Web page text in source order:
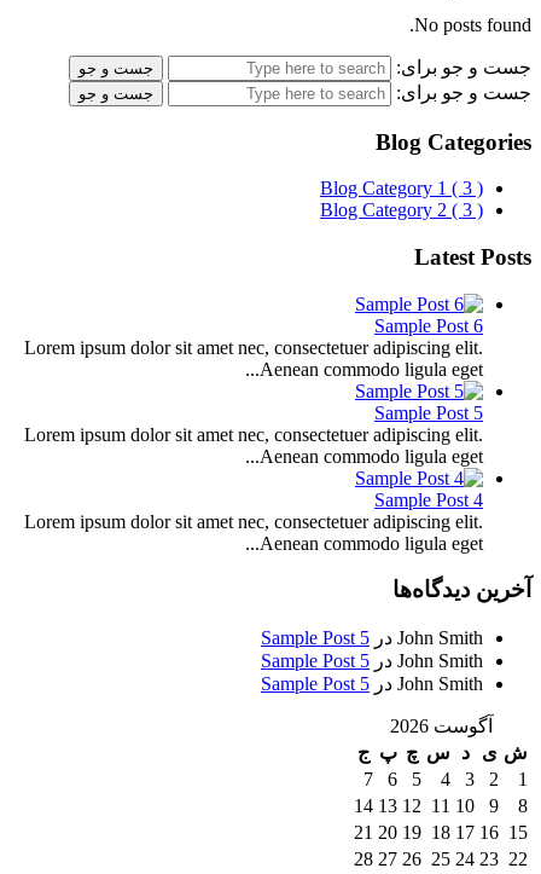
No posts found.
جست و جو برای:
جست و جو برای:
Blog Categories
Blog Category 1 ( 3 )
Blog Category 2 ( 3 )
Latest Posts
Sample Post 6
Lorem ipsum dolor sit amet nec, consectetuer adipiscing elit.
Aenean commodo ligula eget...
Sample Post 5
Lorem ipsum dolor sit amet nec, consectetuer adipiscing elit.
Aenean commodo ligula eget...
Sample Post 4
Lorem ipsum dolor sit amet nec, consectetuer adipiscing elit.
Aenean commodo ligula eget...
آخرین دیدگاه‌ها
John Smith در Sample Post 5
John Smith در Sample Post 5
John Smith در Sample Post 5
آگوست 2026
ش ی د س چ پ ج
1
2
3
4
5
6
7
8
9
10
11
12
13
14
15
16
17
18
19
20
21
22
23
24
25
26
27
28